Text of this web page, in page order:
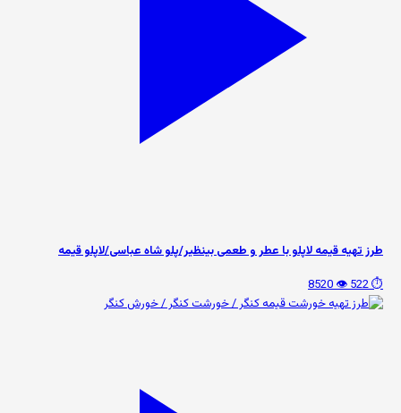
طرز تهیه قیمه لاپلو با عطر و طعمی بینظیر/پلو شاه عباسی/لاپلو قیمه
⏱️ 522
👁️ 8520